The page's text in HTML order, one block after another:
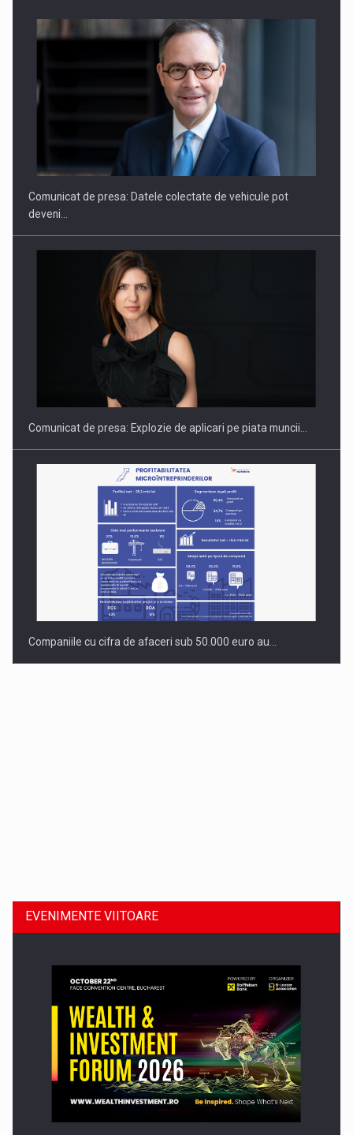
SAPTE PERSONALITATI DIN MEDIUL DE AFACERI, ACADEMIC
Hard Enduro Piatra Craiului 2026, fueled by benzinariile RO…
Comunicat de presa: Datele colectate de vehicule pot
deveni…
Comunicat de presa: Explozie de aplicari pe piata muncii…
Companiile cu cifra de afaceri sub 50.000 euro au…
Comunicat de presa: Joburile part-time reincep sa intre pe…
EVENIMENTE VIITOARE